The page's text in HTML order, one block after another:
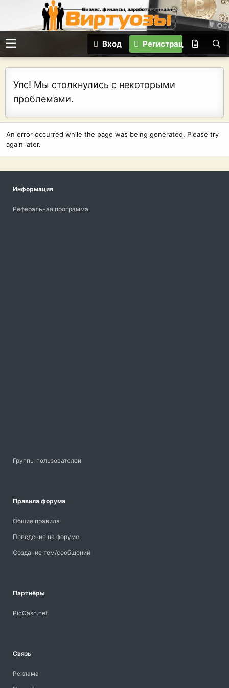
Вход Регистрация
Упс! Мы столкнулись с некоторыми
проблемами.
An error occurred while the page was being generated. Please try
again later.
Информация
Реферальная программа
Группы пользователей
Правила форума
Общие правила
Поведение на форуме
Создание тем/сообщений
Партнёры
PicCash.net
Связь
Реклама